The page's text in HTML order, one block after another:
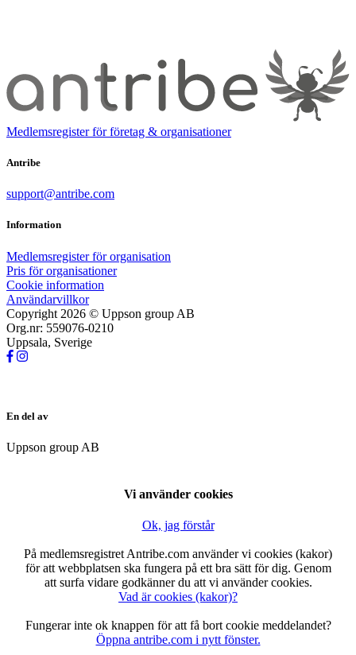
Medlemsregister för företag & organisationer
Antribe
support@antribe.com
Information
Medlemsregister för organisation
Pris för organisationer
Cookie information
Användarvillkor
Copyright 2026 © Uppson group AB
Org.nr: 559076-0210
Uppsala, Sverige
En del av
Uppson group AB
Vi använder cookies
Ok, jag förstår
På medlemsregistret Antribe.com använder vi cookies (kakor)
för att webbplatsen ska fungera på ett bra sätt för dig. Genom
att surfa vidare godkänner du att vi använder cookies.
Vad är cookies (kakor)?
Fungerar inte ok knappen för att få bort cookie meddelandet?
Öppna antribe.com i nytt fönster.